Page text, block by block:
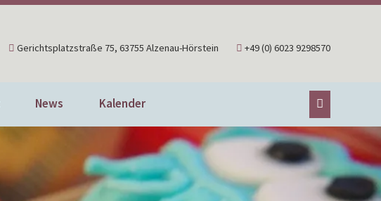
Gerichtsplatzstraße 75, 63755 Alzenau-Hörstein +49 (0) 6023 9298570
News Kalender